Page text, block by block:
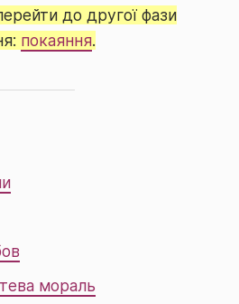
до другої фази
покаяння.
мораль